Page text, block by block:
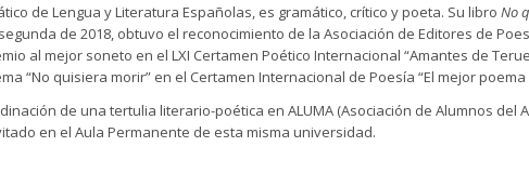
de Lengua y Literatura Españolas, es gramático, crítico y poeta. Su libro No
de 2018, obtuvo el reconocimiento de la Asociación de Editores de
al mejor soneto en el LXI Certamen Poético Internacional “Amantes de
“No quisiera morir” en el Certamen Internacional de Poesía “El mejor
de una tertulia literario-poética en ALUMA (Asociación de Alumnos
en el Aula Permanente de esta misma universidad.